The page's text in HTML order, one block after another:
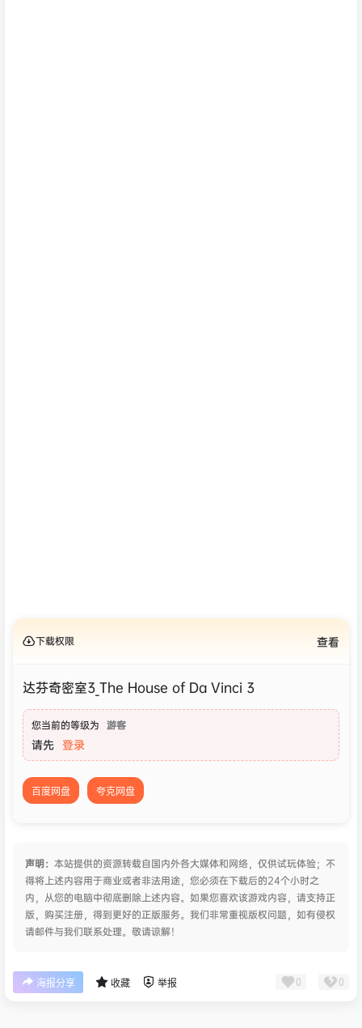
下载权限 查看
达芬奇密室3_The House of Da Vinci 3
您当前的等级为 游客
请先 登录
百度网盘 夸克网盘
声明： 本站提供的资源转载自国内外各大媒体和网络，仅供试玩体验；不
得将上述内容用于商业或者非法用途，您必须在下载后的24个小时之
内，从您的电脑中彻底删除上述内容。如果您喜欢该游戏内容，请支持正
版，购买注册，得到更好的正版服务。我们非常重视版权问题，如有侵权
请邮件与我们联系处理。敬请谅解！
海报分享 收藏 举报 0 0